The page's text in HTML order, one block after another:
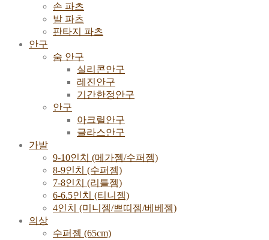
손 파츠
발 파츠
판타지 파츠
안구
숨 안구
실리콘안구
레진안구
기간한정안구
안구
아크릴안구
글라스안구
가발
9-10인치 (메가젬/수퍼젬)
8-9인치 (수퍼젬)
7-8인치 (리틀젬)
6-6.5인치 (티니젬)
4인치 (미니젬/쁘띠젬/베베젬)
의상
수퍼젬 (65cm)